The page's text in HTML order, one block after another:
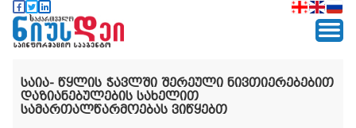
საია- წყლის ჭავლში შერეული ნივთიერებებით
დაზიანებულების სახელით
სამართალწარმოებას ვიწყებთ